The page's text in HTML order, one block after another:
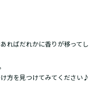
ればだれかに香りが移ってし
方を見つけてみてください♪